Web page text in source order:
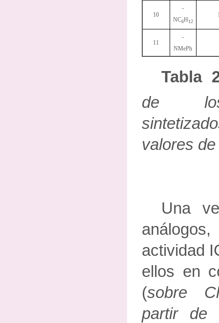
10
-
NC6H12
11
-
NMePh
Tabla
de los
valores
Una
actividad
ellos en
(sobre
partir de